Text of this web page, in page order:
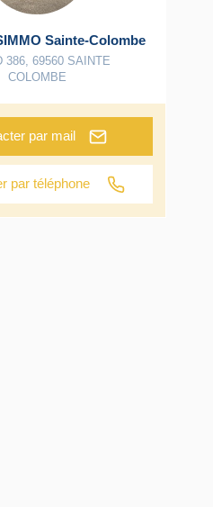
Sainte-Colombe
386, 69560 SAINTE
COLOMBE
par mail
par téléphone